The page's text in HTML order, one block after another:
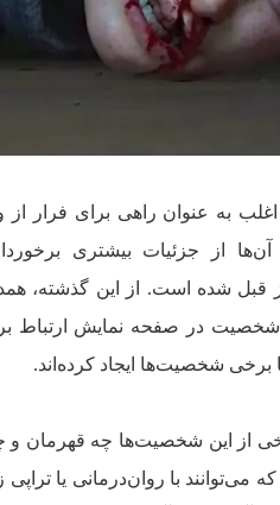
اغلب به عنوان راهی برای فرار
آن‌ها از جزئیات بیشتری
شده است. از این گذشته،
در صفحه نمایش ارتباط
برخی شخصیت‌ها ایجاد کرده‌اند.
از این شخصیت‌ها چه قهرمان و
با روان‌درمانی یا تراپی